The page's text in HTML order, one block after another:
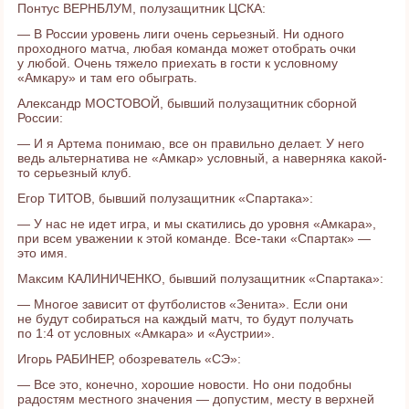
Понтус ВЕРНБЛУМ, полузащитник ЦСКА:
— В России уровень лиги очень серьезный. Ни одного
проходного матча, любая команда может отобрать очки
у любой. Очень тяжело приехать в гости к условному
«Амкару» и там его обыграть.
Александр МОСТОВОЙ, бывший полузащитник сборной
России:
— И я Артема понимаю, все он правильно делает. У него
ведь альтернатива не «Амкар» условный, а наверняка какой-
то серьезный клуб.
Егор ТИТОВ, бывший полузащитник «Спартака»:
— У нас не идет игра, и мы скатились до уровня «Амкара»,
при всем уважении к этой команде. Все-таки «Спартак» —
это имя.
Максим КАЛИНИЧЕНКО, бывший полузащитник «Спартака»:
— Многое зависит от футболистов «Зенита». Если они
не будут собираться на каждый матч, то будут получать
по 1:4 от условных «Амкара» и «Аустрии».
Игорь РАБИНЕР, обозреватель «СЭ»:
— Все это, конечно, хорошие новости. Но они подобны
радостям местного значения — допустим, месту в верхней